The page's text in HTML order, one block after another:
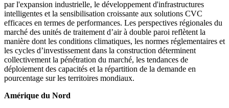
par l'expansion industrielle, le développement d'infrastructures
intelligentes et la sensibilisation croissante aux solutions CVC
efficaces en termes de performances. Les perspectives régionales du
marché des unités de traitement d’air à double paroi reflètent la
manière dont les conditions climatiques, les normes réglementaires et
les cycles d’investissement dans la construction déterminent
collectivement la pénétration du marché, les tendances de
déploiement des capacités et la répartition de la demande en
pourcentage sur les territoires mondiaux.
Amérique du Nord